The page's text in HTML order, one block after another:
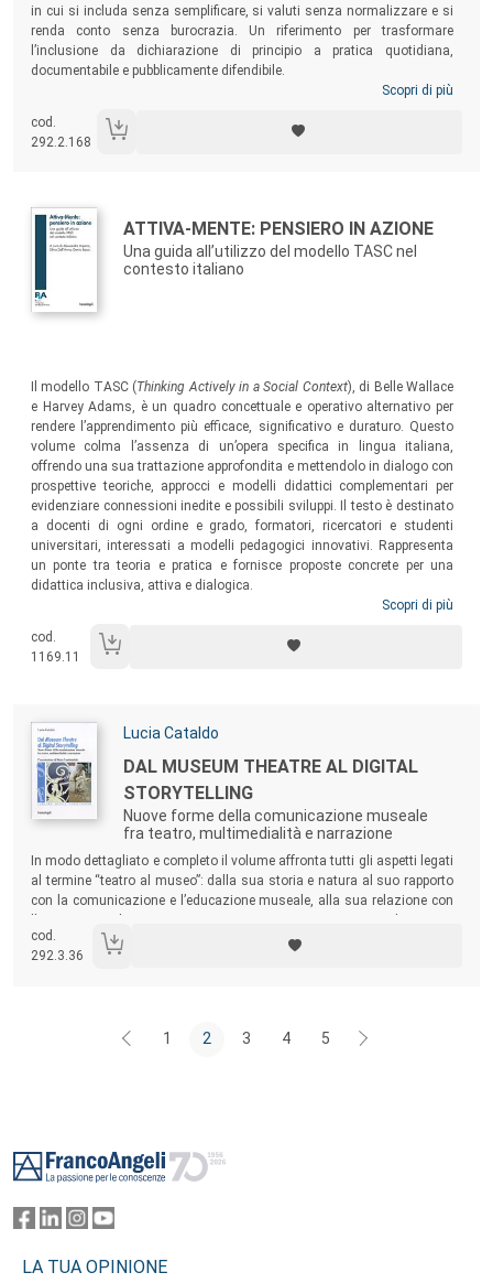
in cui si includa senza semplificare, si valuti senza normalizzare e si
renda conto senza burocrazia. Un riferimento per trasformare
l’inclusione da dichiarazione di principio a pratica quotidiana,
documentabile e pubblicamente difendibile.
Scopri di più
cod.
292.2.168
Autori:
Titolo:
ATTIVA-MENTE: PENSIERO IN AZIONE
Una guida all’utilizzo del modello TASC nel
contesto italiano
Il modello TASC (Thinking Actively in a Social Context), di Belle Wallace
e Harvey Adams, è un quadro concettuale e operativo alternativo per
rendere l’apprendimento più efficace, significativo e duraturo. Questo
volume colma l’assenza di un’opera specifica in lingua italiana,
offrendo una sua trattazione approfondita e mettendolo in dialogo con
prospettive teoriche, approcci e modelli didattici complementari per
evidenziare connessioni inedite e possibili sviluppi. Il testo è destinato
a docenti di ogni ordine e grado, formatori, ricercatori e studenti
universitari, interessati a modelli pedagogici innovativi. Rappresenta
un ponte tra teoria e pratica e fornisce proposte concrete per una
didattica inclusiva, attiva e dialogica.
Scopri di più
cod.
1169.11
Autori:
Lucia Cataldo
Titolo:
DAL MUSEUM THEATRE AL DIGITAL
STORYTELLING
Nuove forme della comunicazione museale
fra teatro, multimedialità e narrazione
Sommario:
In modo dettagliato e completo il volume affronta tutti gli aspetti legati
al termine “teatro al museo”: dalla sua storia e natura al suo rapporto
con la comunicazione e l’educazione museale, alla sua relazione con
contemporaneo e il suo ruolo nella nostra società.
cod.
292.3.36
1 2 3 4 5
LA TUA OPINIONE